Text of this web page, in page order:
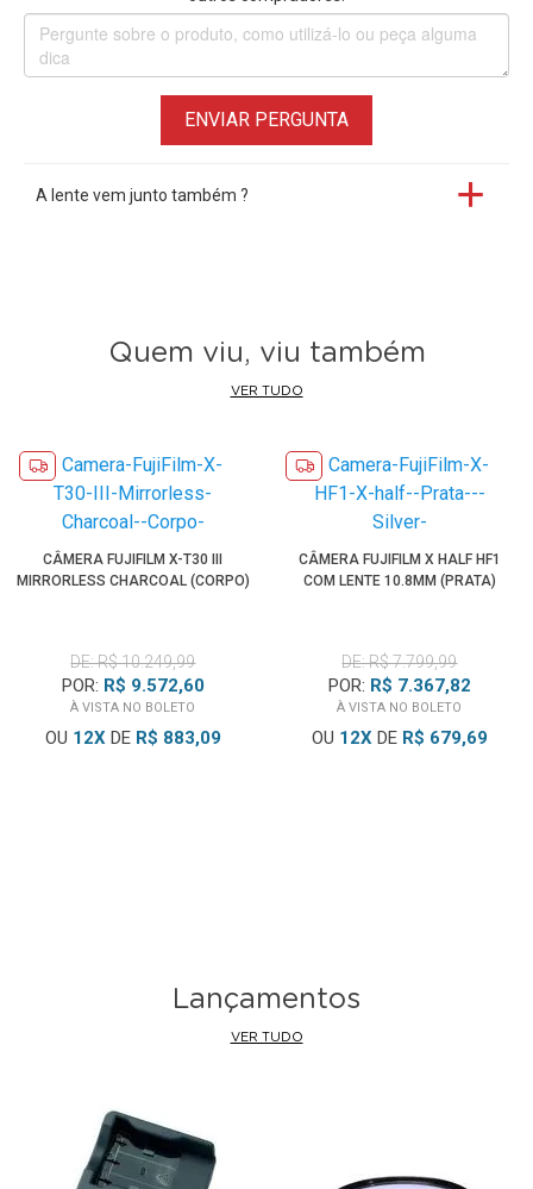
manuseio preciso
• Slot único para Cartão SDHC/SDXC suporta até o padrão
• Acompanha 1xBateria FujiFilmNP-W126S
ENVIAR PERGUNTA
A lente vem junto também ?
Quem viu, viu também
VER TUDO
CÂMERA FUJIFILM X-T30 III
MIRRORLESS CHARCOAL (CORPO)
DE: R$ 10.249,99
POR: R$ 9.572,60
À VISTA NO BOLETO
OU 12XDE R$ 883,09
CÂMERA FUJIFILM X HALF HF1
COM LENTE 10.8MM (PRATA)
DE: R$ 7.799,99
POR: R$ 7.367,82
À VISTA NO BOLETO
OU 12XDE R$ 679,69
Lançamentos
VER TUDO